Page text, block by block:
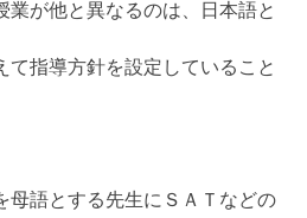
業が他と異なるのは、日本語と
て指導方針を設定していること
母語とする先生にＳＡＴなどの